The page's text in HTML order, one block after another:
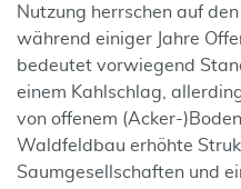
Nutzung herrschen auf
während einiger Jahre
bedeutet vorwiegend
einem Kahlschlag,
von offenem (Acker-
Waldfeldbau erhöhte
Saumgesellschaften und